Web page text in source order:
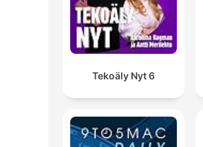
Tekoäly Nyt 6